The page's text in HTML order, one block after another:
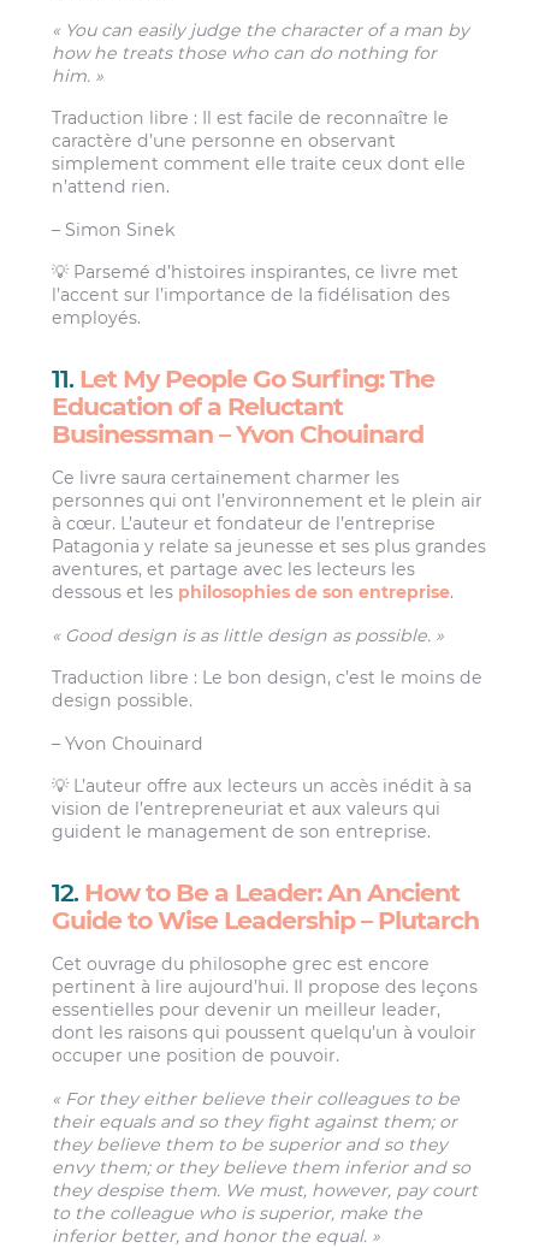
« You can easily judge the character of a man by
how he treats those who can do nothing for
him. »
Traduction libre : Il est facile de reconnaître le
caractère d’une personne en observant
simplement comment elle traite ceux dont elle
n’attend rien.
– Simon Sinek
💡 Parsemé d’histoires inspirantes, ce livre met
l’accent sur l’importance de la fidélisation des
employés.
11. Let My People Go Surfing: The
Education of a Reluctant
Businessman – Yvon Chouinard
Ce livre saura certainement charmer les
personnes qui ont l’environnement et le plein air
à cœur. L’auteur et fondateur de l’entreprise
Patagonia y relate sa jeunesse et ses plus grandes
aventures, et partage avec les lecteurs les
dessous et les philosophies de son entreprise.
« Good design is as little design as possible. »
Traduction libre : Le bon design, c’est le moins de
design possible.
– Yvon Chouinard
💡 L’auteur offre aux lecteurs un accès inédit à sa
vision de l’entrepreneuriat et aux valeurs qui
guident le management de son entreprise.
12. How to Be a Leader: An Ancient
Guide to Wise Leadership – Plutarch
Cet ouvrage du philosophe grec est encore
pertinent à lire aujourd’hui. Il propose des leçons
essentielles pour devenir un meilleur leader,
dont les raisons qui poussent quelqu’un à vouloir
occuper une position de pouvoir.
« For they either believe their colleagues to be
their equals and so they fight against them; or
they believe them to be superior and so they
envy them; or they believe them inferior and so
they despise them. We must, however, pay court
to the colleague who is superior, make the
inferior better, and honor the equal. »